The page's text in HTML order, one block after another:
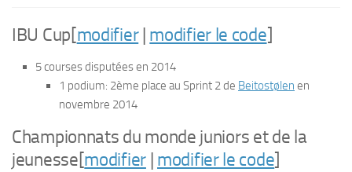
IBU Cup[modifier| modifier le code]
5 courses disputées en 2014
1 podium: 2ème place au Sprint 2 de Beitostølen en
novembre 2014
Championnats du monde juniors et de la
jeunesse[modifier| modifier le code]